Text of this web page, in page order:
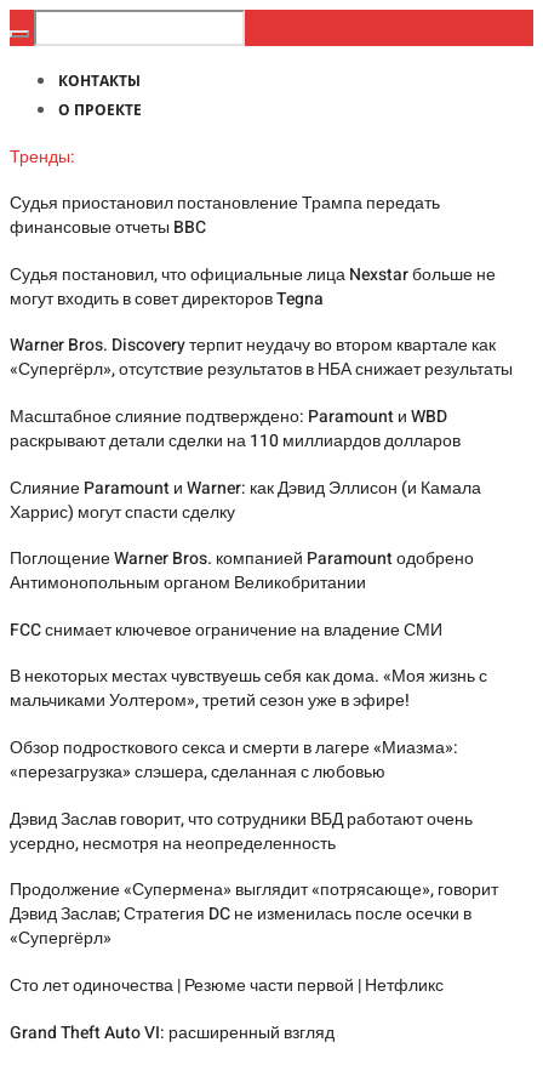
КОНТАКТЫ
О ПРОЕКТЕ
Тренды:
Судья приостановил постановление Трампа передать
финансовые отчеты BBC
Судья постановил, что официальные лица Nexstar больше не
могут входить в совет директоров Tegna
Warner Bros. Discovery терпит неудачу во втором квартале как
«Супергёрл», отсутствие результатов в НБА снижает результаты
Масштабное слияние подтверждено: Paramount и WBD
раскрывают детали сделки на 110 миллиардов долларов
Слияние Paramount и Warner: как Дэвид Эллисон (и Камала
Харрис) могут спасти сделку
Поглощение Warner Bros. компанией Paramount одобрено
Антимонопольным органом Великобритании
FCC снимает ключевое ограничение на владение СМИ
В некоторых местах чувствуешь себя как дома. «Моя жизнь с
мальчиками Уолтером», третий сезон уже в эфире!
Обзор подросткового секса и смерти в лагере «Миазма»:
«перезагрузка» слэшера, сделанная с любовью
Дэвид Заслав говорит, что сотрудники ВБД работают очень
усердно, несмотря на неопределенность
Продолжение «Супермена» выглядит «потрясающе», говорит
Дэвид Заслав; Стратегия DC не изменилась после осечки в
«Супергёрл»
Сто лет одиночества | Резюме части первой | Нетфликс
Grand Theft Auto VI: расширенный взгляд